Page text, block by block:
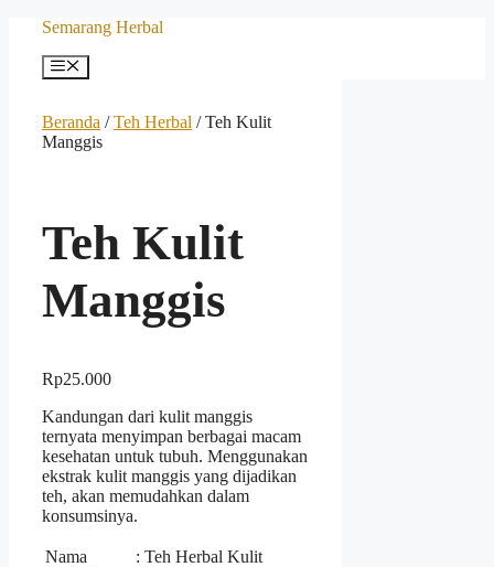
Langsung
Semarang Herbal
Menu
Beranda /Teh Herbal / Teh Kulit
Manggis
Teh Kulit
Manggis
Rp25.000
Kandungan dari kulit manggis
ternyata menyimpan berbagai macam
kesehatan untuk tubuh. Menggunakan
ekstrak kulit manggis yang dijadikan
teh, akan memudahkan dalam
konsumsinya.
Nama
: Teh Herbal Kulit